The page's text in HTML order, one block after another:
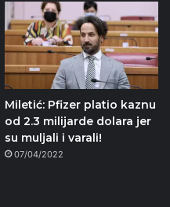
Miletić: Pfizer platio kaznu
od 2.3 milijarde dolara jer
su muljali i varali!
07/04/2022